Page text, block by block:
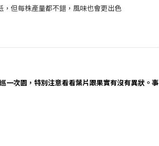
但每株產量都不錯，風味也會更出色
一次園，特別注意看看葉片跟果實有沒有異狀。事